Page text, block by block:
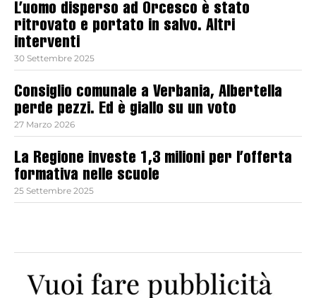
L’uomo disperso ad Orcesco è stato
ritrovato e portato in salvo. Altri
interventi
30 Settembre 2025
Consiglio comunale a Verbania, Albertella
perde pezzi. Ed è giallo su un voto
27 Marzo 2026
La Regione investe 1,3 milioni per l’offerta
formativa nelle scuole
25 Settembre 2025